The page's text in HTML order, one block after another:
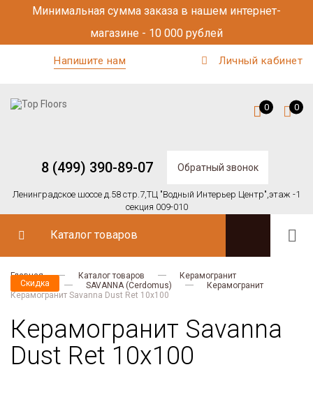
Минимальная сумма заказа в нашем интернет-
магазине - 10 000 рублей
Напишите нам Личный кабинет
8 (499) 390-89-07 Обратный звонок
Ленинградское шоссе д.58 стр.7,ТЦ "Водный Интерьер Центр",этаж -1
секция 009-010
0 0
Каталог товаров
Главная Каталог товаров
Керамогранит
Cerdomus
SAVANNA (Cerdomus)
Керамогранит
Керамогранит Savanna Dust Ret 10x100
Керамогранит Savanna
Dust Ret 10x100
Скидка